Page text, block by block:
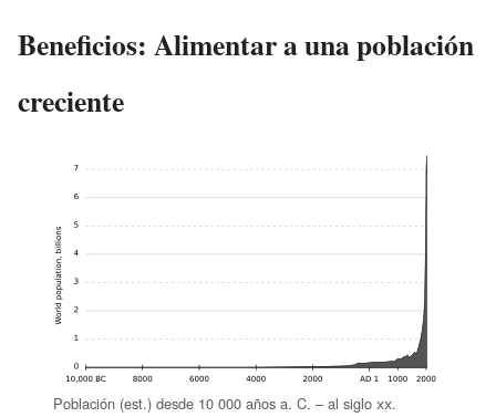
Beneficios: Alimentar a una población
creciente
Población (est.) desde 10 000 años a. C. – al siglo xx.